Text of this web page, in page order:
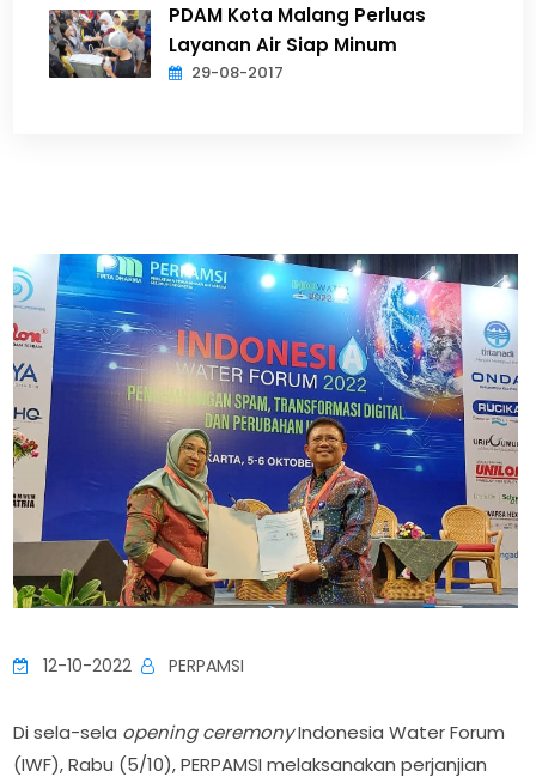
PDAM Kota Malang Perluas
Layanan Air Siap Minum
29-08-2017
12-10-2022 PERPAMSI
Di sela-sela opening ceremonyIndonesia Water Forum
(IWF), Rabu (5/10), PERPAMSI melaksanakan perjanjian